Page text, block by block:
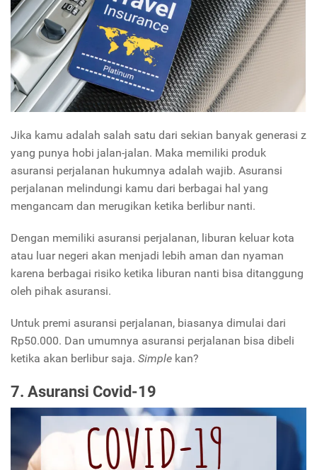
Jika kamu adalah salah satu dari sekian banyak generasi z
yang punya hobi jalan-jalan. Maka memiliki produk
asuransi perjalanan hukumnya adalah wajib. Asuransi
perjalanan melindungi kamu dari berbagai hal yang
mengancam dan merugikan ketika berlibur nanti.
Dengan memiliki asuransi perjalanan, liburan keluar kota
atau luar negeri akan menjadi lebih aman dan nyaman
karena berbagai risiko ketika liburan nanti bisa ditanggung
oleh pihak asuransi.
Untuk premi asuransi perjalanan, biasanya dimulai dari
Rp50.000. Dan umumnya asuransi perjalanan bisa dibeli
ketika akan berlibur saja. Simple kan?
7. Asuransi Covid-19